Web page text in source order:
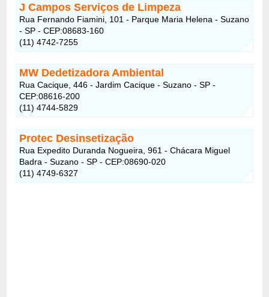
J Campos Serviços de Limpeza
Rua Fernando Fiamini, 101 - Parque Maria Helena - Suzano
- SP - CEP:08683-160
(11) 4742-7255
MW Dedetizadora Ambiental
Rua Cacique, 446 - Jardim Cacique - Suzano - SP -
CEP:08616-200
(11) 4744-5829
Protec Desinsetização
Rua Expedito Duranda Nogueira, 961 - Chácara Miguel
Badra - Suzano - SP - CEP:08690-020
(11) 4749-6327